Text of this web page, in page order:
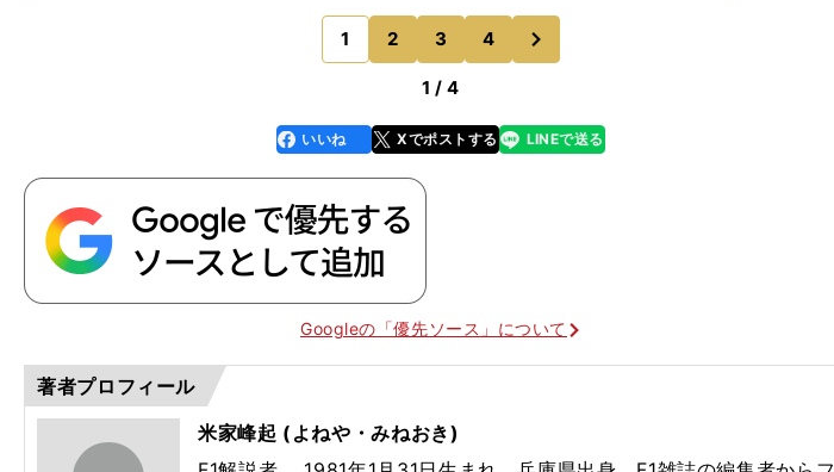
いを演じていた可能性もあった。チームの指示どおりにインターミディ
エイトのままステイアウト
1 2 3 4
のページへ
1 / 4
faceboo
k
いいね Xでポストする
line LINEで送る
Googleの「優先ソース」について
著者プロフィール
米家峰起 (よねや・みねおき)
年の
大ニュース（ 前
編 ）
「
年以来
年ぶりに名門マクラーレンが頂点に立った